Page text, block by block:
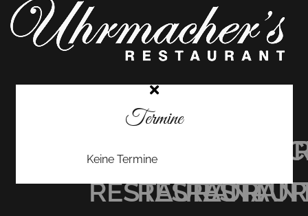
UHRMACHER’S
RESTAURANT
Termine
Keine Termine